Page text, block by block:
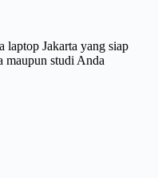
laptop Jakarta yang siap
maupun studi Anda